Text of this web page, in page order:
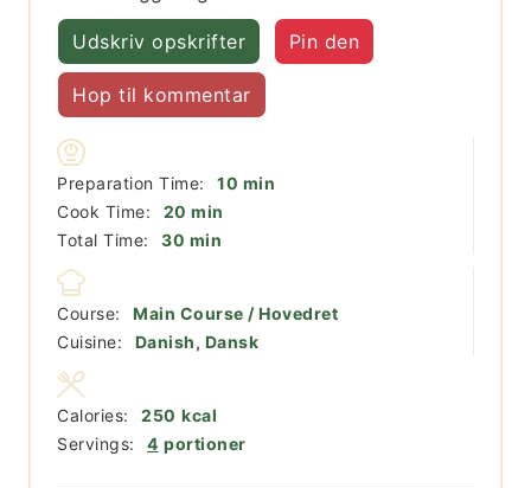
Udskriv opskrifter Pin den
Hop til kommentar
Preparation Time: 10 minutter
min
Cook Time:
20 minutter
min
Total Time:
30 minutter
min
Course:
Main Course / Hovedret
Cuisine:
Danish, Dansk
Servings: 4 portioner
Calories: 250 kcal